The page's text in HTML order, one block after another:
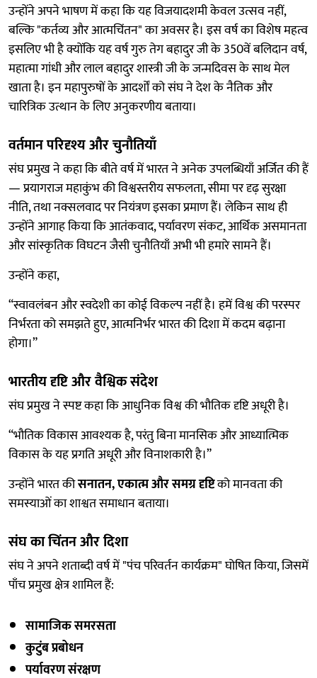
उन्होंने अपने भाषण में कहा कि यह विजयादशमी केवल उत्सव नहीं,
बल्कि "कर्तव्य और आत्मचिंतन" का अवसर है। इस वर्ष का विशेष महत्व
इसलिए भी है क्योंकि यह वर्ष गुरु तेग बहादुर जी के 350वें बलिदान वर्ष,
महात्मा गांधी और लाल बहादुर शास्त्री जी के जन्मदिवस के साथ मेल
खाता है। इन महापुरुषों के आदर्शों को संघ ने देश के नैतिक और
चारित्रिक उत्थान के लिए अनुकरणीय बताया।
वर्तमान परिदृश्य और चुनौतियाँ
संघ प्रमुख ने कहा कि बीते वर्ष में भारत ने अनेक उपलब्धियाँ अर्जित की हैं
— प्रयागराज महाकुंभ की विश्वस्तरीय सफलता, सीमा पर दृढ़ सुरक्षा
नीति, तथा नक्सलवाद पर नियंत्रण इसका प्रमाण हैं। लेकिन साथ ही
उन्होंने आगाह किया कि आतंकवाद, पर्यावरण संकट, आर्थिक असमानता
और सांस्कृतिक विघटन जैसी चुनौतियाँ अभी भी हमारे सामने हैं।
उन्होंने कहा,
“स्वावलंबन और स्वदेशी का कोई विकल्प नहीं है। हमें विश्व की परस्पर
निर्भरता को समझते हुए, आत्मनिर्भर भारत की दिशा में कदम बढ़ाना
होगा।”
भारतीय दृष्टि और वैश्विक संदेश
संघ प्रमुख ने स्पष्ट कहा कि आधुनिक विश्व की भौतिक दृष्टि अधूरी है।
“भौतिक विकास आवश्यक है, परंतु बिना मानसिक और आध्यात्मिक
विकास के यह प्रगति अधूरी और विनाशकारी है।”
उन्होंने भारत कीसनातन, एकात्म और समग्र दृष्टिको मानवता की
समस्याओं का शाश्वत समाधान बताया।
संघ का चिंतन और दिशा
संघ ने अपने शताब्दी वर्ष में "पंच परिवर्तन कार्यक्रम" घोषित किया, जिसमें
पाँच प्रमुख क्षेत्र शामिल हैं:
सामाजिक समरसता
कुटुंब प्रबोधन
पर्यावरण संरक्षण